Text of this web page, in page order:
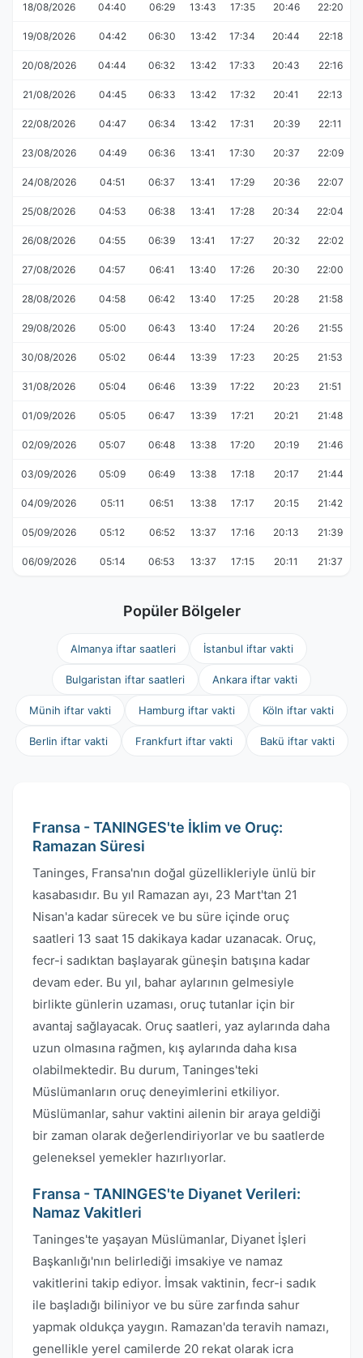
18/08/2026 04:40 06:29 13:43 17:35 20:46 22:20
19/08/2026 04:42 06:30 13:42 17:34 20:44 22:18
20/08/2026 04:44 06:32 13:42 17:33 20:43 22:16
21/08/2026 04:45 06:33 13:42 17:32 20:41 22:13
22/08/2026 04:47 06:34 13:42 17:31 20:39 22:11
23/08/2026 04:49 06:36 13:41 17:30 20:37 22:09
24/08/2026 04:51 06:37 13:41 17:29 20:36 22:07
25/08/2026 04:53 06:38 13:41 17:28 20:34 22:04
26/08/2026 04:55 06:39 13:41 17:27 20:32 22:02
27/08/2026 04:57 06:41 13:40 17:26 20:30 22:00
28/08/2026 04:58 06:42 13:40 17:25 20:28 21:58
29/08/2026 05:00 06:43 13:40 17:24 20:26 21:55
30/08/2026 05:02 06:44 13:39 17:23 20:25 21:53
31/08/2026 05:04 06:46 13:39 17:22 20:23 21:51
01/09/2026 05:05 06:47 13:39 17:21 20:21 21:48
02/09/2026 05:07 06:48 13:38 17:20 20:19 21:46
03/09/2026 05:09 06:49 13:38 17:18 20:17 21:44
04/09/2026 05:11 06:51 13:38 17:17 20:15 21:42
05/09/2026 05:12 06:52 13:37 17:16 20:13 21:39
06/09/2026 05:14 06:53 13:37 17:15 20:11 21:37
Popüler Bölgeler
Almanya iftar saatleri İstanbul iftar vakti
Bulgaristan iftar saatleri Ankara iftar vakti
Münih iftar vakti Hamburg iftar vakti Köln iftar vakti
Berlin iftar vakti Frankfurt iftar vakti Bakü iftar vakti
Fransa - TANINGES'te İklim ve Oruç:
Ramazan Süresi
Taninges, Fransa'nın doğal güzellikleriyle ünlü bir
kasabasıdır. Bu yıl Ramazan ayı, 23 Mart'tan 21
Nisan'a kadar sürecek ve bu süre içinde oruç
saatleri 13 saat 15 dakikaya kadar uzanacak. Oruç,
fecr-i sadıktan başlayarak güneşin batışına kadar
devam eder. Bu yıl, bahar aylarının gelmesiyle
birlikte günlerin uzaması, oruç tutanlar için bir
avantaj sağlayacak. Oruç saatleri, yaz aylarında daha
uzun olmasına rağmen, kış aylarında daha kısa
olabilmektedir. Bu durum, Taninges'teki
Müslümanların oruç deneyimlerini etkiliyor.
Müslümanlar, sahur vaktini ailenin bir araya geldiği
bir zaman olarak değerlendiriyorlar ve bu saatlerde
geleneksel yemekler hazırlıyorlar.
Fransa - TANINGES'te Diyanet Verileri:
Namaz Vakitleri
Taninges'te yaşayan Müslümanlar, Diyanet İşleri
Başkanlığı'nın belirlediği imsakiye ve namaz
vakitlerini takip ediyor. İmsak vaktinin, fecr-i sadık
ile başladığı biliniyor ve bu süre zarfında sahur
yapmak oldukça yaygın. Ramazan'da teravih namazı,
genellikle yerel camilerde 20 rekat olarak icra